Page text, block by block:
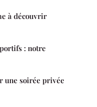
à découvrir
: notre
une soirée privée